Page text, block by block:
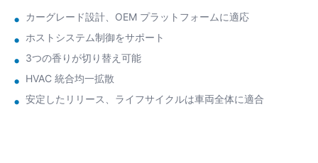
カーグレード設計、OEM プラットフォームに適応
ホストシステム制御をサポート
3つの香りが切り替え可能
HVAC 統合均一拡散
安定したリリース、ライフサイクルは車両全体に適合